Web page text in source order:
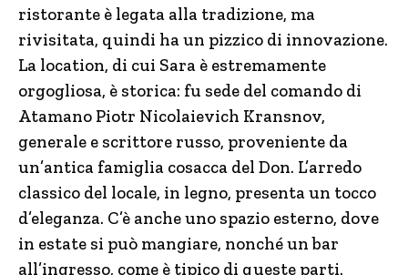
ristorante è legata alla tradizione, ma
rivisitata, quindi ha un pizzico di innovazione.
La location, di cui Sara è estremamente
orgogliosa, è storica: fu sede del comando di
Atamano Piotr Nicolaievich Kransnov,
generale e scrittore russo, proveniente da
un’antica famiglia cosacca del Don. L’arredo
classico del locale, in legno, presenta un tocco
d’eleganza. C’è anche uno spazio esterno, dove
in estate si può mangiare, nonché un bar
all’ingresso, come è tipico di queste parti.